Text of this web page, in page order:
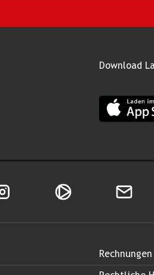
Download
App Land
von Land Salzburg
Seite von Land
Salzburg ON
Rechnungen